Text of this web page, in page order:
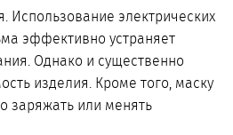
Использование электрических
эффективно устраняет
Однако и существенно
изделия. Кроме того, маску
заряжать или менять